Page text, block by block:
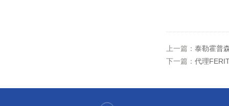
上一篇： 泰勒霍普
下一篇： 代理